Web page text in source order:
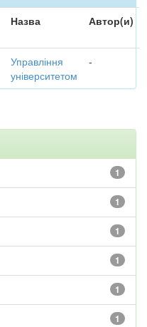
Назва Автор(и)
Управління
університетом
-
1
1
1
1
1
1